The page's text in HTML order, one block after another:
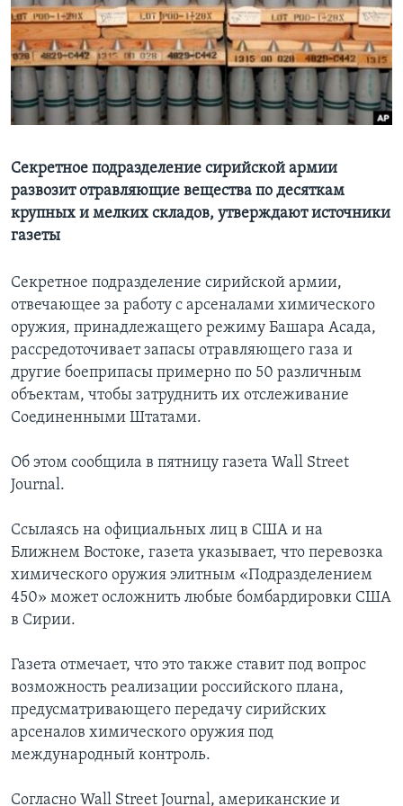
Learning English
СОЦИАЛЬНЫЕ СЕТИ
Языки
Секретное подразделение сирийской армии
развозит отравляющие вещества по десяткам
крупных и мелких складов, утверждают источники
газеты
Секретное подразделение сирийской армии,
отвечающее за работу с арсеналами химического
оружия, принадлежащего режиму Башара Асада,
рассредоточивает запасы отравляющего газа и
другие боеприпасы примерно по 50 различным
объектам, чтобы затруднить их отслеживание
Соединенными Штатами.
Об этом сообщила в пятницу газета Wall Street
Journal.
Ссылаясь на официальных лиц в США и на
Ближнем Востоке, газета указывает, что перевозка
химического оружия элитным «Подразделением
450» может осложнить любые бомбардировки США
в Сирии.
Газета отмечает, что это также ставит под вопрос
возможность реализации российского плана,
предусматривающего передачу сирийских
арсеналов химического оружия под
международный контроль.
Согласно Wall Street Journal, американские и